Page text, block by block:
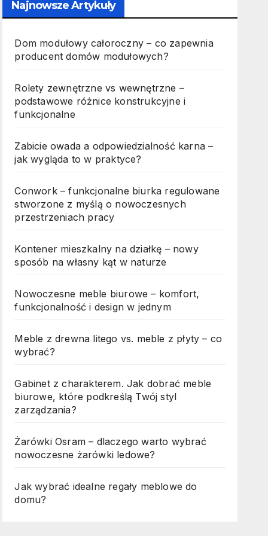
Najnowsze Artykuły
Dom modułowy całoroczny – co zapewnia
producent domów modułowych?
Rolety zewnętrzne vs wewnętrzne –
podstawowe różnice konstrukcyjne i
funkcjonalne
Zabicie owada a odpowiedzialność karna –
jak wygląda to w praktyce?
Conwork – funkcjonalne biurka regulowane
stworzone z myślą o nowoczesnych
przestrzeniach pracy
Kontener mieszkalny na działkę – nowy
sposób na własny kąt w naturze
Nowoczesne meble biurowe – komfort,
funkcjonalność i design w jednym
Meble z drewna litego vs. meble z płyty – co
wybrać?
Gabinet z charakterem. Jak dobrać meble
biurowe, które podkreślą Twój styl
zarządzania?
Żarówki Osram – dlaczego warto wybrać
nowoczesne żarówki ledowe?
Jak wybrać idealne regały meblowe do
domu?